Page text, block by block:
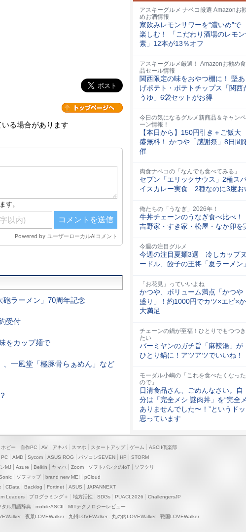
る場合があります
ラーメン」70周年記念
受付
をカップ麺で
一風堂「極豚骨らぁめん」など
アスキーグルメ ナベコ厳選 Amazonお
めお酒情報
家飲みレモンサワーを“濃いめ”で
楽しむ！ 「こだわり酒場のレモ
素」12本が13％オフ
アスキーグルメ厳選！ Amazonお勧め食
品セール情報
関西限定の味をおやつ棚に！ 堅あ
げポテト・ポテトチップス「関西
うゆ」6袋セットがお得
今日の気になるグルメ新商品＆キャンペ
ーン情報！
【本日から】150円引き＋ご飯大
盛無料！ かつや「感謝祭」8日間
催
肉食ナベコの「なんでも食べてみる」
セブン「エリックサウス」2種ス
イスカレー実食 2種なのに3度お
俺たちの「うなぎ」2026年！
牛丼チェーンのうなぎ食べ比べ！
吉野家・すき家・松屋・なか卯を
今週の注目グルメ
今週の注目夏麺3選 冷しカップヌ
ードル、餃子の王将「夏ラーメン
「お花見」っていいよね
かつや、ボリューム満点「かつや
盛り」！約1000円でカツ×エビ×
大満足
チェーンの鍋が至福！ひとりでもつつき
たい
バーミヤンのガチ旨「麻辣湯」が
ひとり鍋に！アツアツでいいね！
モーダル小嶋の「これを食べたくなった
ので」
日清食品さん、ごめんなさい。自
分は「完全メシ 謎肉丼」を“完全
ありませんでした〜！”というド
思っています
ホビー 自作PC AV アキバ スマホ スタートアップ ゲーム
ASCII倶楽部
PC AMD Sycom ASUS ROG パソコンSEVEN HP
STORM
MJ Azure Belkin ヤマハ Zoom ソフトバンクのIoT
ソフクリ
ソフマップ brand new ME!
pCloud
CData Backlog Fortinet ASUS
JAPANNEXT
Leaders プログラミング＋ 地方活性 SDGs PUACL2026
ChallengersJP
タル用語辞典 mobileASCII
MITテクノロジーレビュー
夜景LOVEWalker 九州LOVEWalker 丸の内LOVEWalker 戦国LOVEWalker